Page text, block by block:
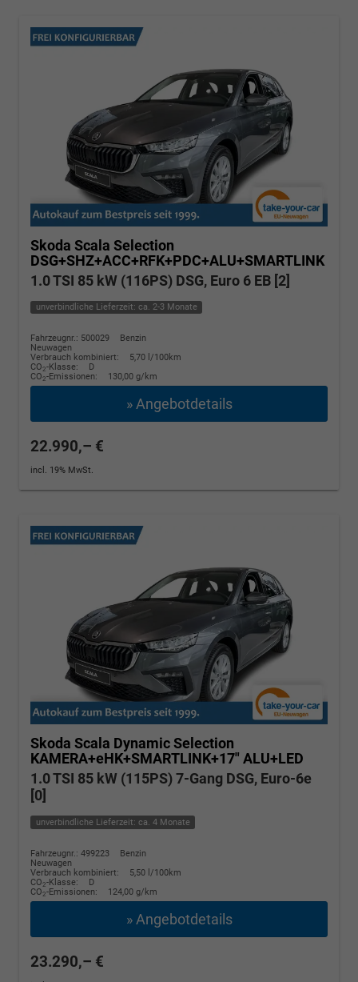
Skoda Scala Selection
DSG+SHZ+ACC+RFK+PDC+ALU+SMARTLINK
1.0 TSI 85 kW (116PS) DSG, Euro 6 EB [2]
unverbindliche Lieferzeit: ca. 2-3 Monate
Fahrzeugnr.: 500029
Benzin
Neuwagen
Verbrauch kombiniert:
5,70 l/100km
CO2-Klasse:
D
CO2-Emissionen: 130,00 g/km
» Angebotdetails
22.990,– €
incl. 19% MwSt.
Skoda Scala Dynamic Selection
KAMERA+eHK+SMARTLINK+17" ALU+LED
1.0 TSI 85 kW (115PS) 7-Gang DSG, Euro-6e
[0]
unverbindliche Lieferzeit: ca. 4 Monate
Fahrzeugnr.: 499223
Benzin
Neuwagen
Verbrauch kombiniert:
5,50 l/100km
CO2-Klasse:
D
CO2-Emissionen: 124,00 g/km
» Angebotdetails
23.290,– €